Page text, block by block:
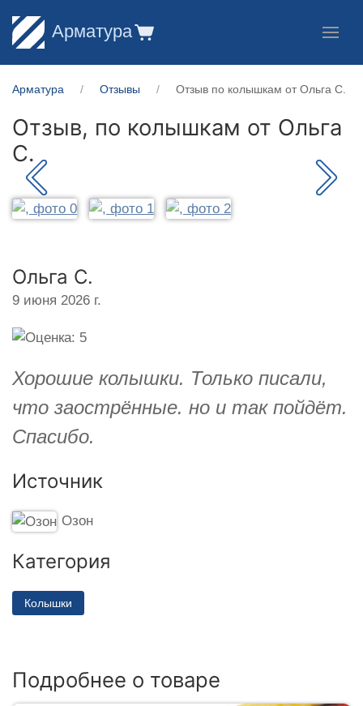
Арматура
Арматура Отзывы Отзыв по колышкам от Ольга С.
Отзыв, по колышкам от Ольга
С.
Ольга С.
9 июня 2026 г.
Хорошие колышки. Только писали,
что заострённые. но и так пойдёт.
Спасибо.
Источник
Озон
Категория
Колышки
Подробнее о товаре